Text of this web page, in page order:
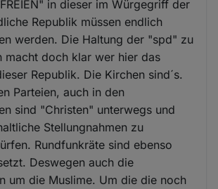
in dieser im Würgegriff der
Republik müssen endlich
werden. Die Haltung der "spd" zu
macht doch klar wer hier das
Republik. Die Kirchen sind´s.
Parteien, auch in den
sind "Christen" unterwegs und
Stellungnahmen zu
Rundfunkräte sind ebenso
Deswegen auch die
um die Muslime. Um die die noch